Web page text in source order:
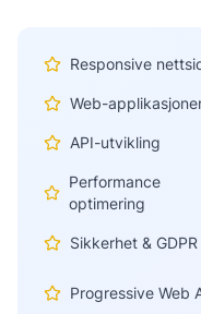
Responsive
Web-
API-utvikling
Performance
optimering
Sikkerhet & GDPR
Progressive Web